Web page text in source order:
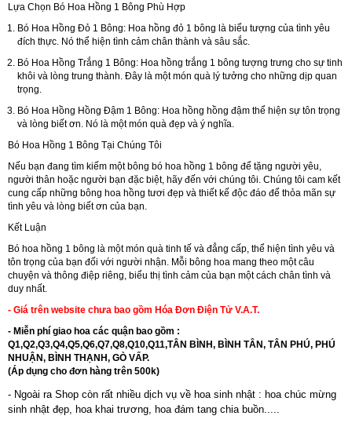
Lựa Chọn Bó Hoa Hồng 1 Bông Phù Hợp
Bó Hoa Hồng Đỏ 1 Bông: Hoa hồng đỏ 1 bông là biểu tượng của tình yêu
đích thực. Nó thể hiện tình cảm chân thành và sâu sắc.
Bó Hoa Hồng Trắng 1 Bông: Hoa hồng trắng 1 bông tượng trưng cho sự tinh
khôi và lòng trung thành. Đây là một món quà lý tưởng cho những dịp quan
trọng.
Bó Hoa Hồng Hồng Đậm 1 Bông: Hoa hồng hồng đậm thể hiện sự tôn trọng
và lòng biết ơn. Nó là một món quà đẹp và ý nghĩa.
Bó Hoa Hồng 1 Bông Tại Chúng Tôi
Nếu bạn đang tìm kiếm một bông bó hoa hồng 1 bông để tặng người yêu,
người thân hoặc người bạn đặc biệt, hãy đến với chúng tôi. Chúng tôi cam kết
cung cấp những bông hoa hồng tươi đẹp và thiết kế độc đáo để thỏa mãn sự
tình yêu và lòng biết ơn của bạn.
Kết Luận
Bó hoa hồng 1 bông là một món quà tinh tế và đẳng cấp, thể hiện tình yêu và
tôn trọng của bạn đối với người nhận. Mỗi bông hoa mang theo một câu
chuyện và thông điệp riêng, biểu thị tình cảm của bạn một cách chân tình và
duy nhất.
- Giá trên website chưa bao gồm Hóa Đơn Điện Tử V.A.T.
- Miễn phí giao hoa các quận bao gồm :
Q1,Q2,Q3,Q4,Q5,Q6,Q7,Q8,Q10,Q11,TÂN BÌNH, BÌNH TÂN, TÂN PHÚ, PHÚ
NHUẬN, BÌNH THẠNH, GÒ VẤP.
(Áp dụng cho đơn hàng trên 500k)
- Ngoài ra Shop còn rất nhiều dịch vụ về hoa sinh nhật : hoa chúc mừng
sinh nhật đẹp,
hoa khai trương hoa đám tang chia buồn.....